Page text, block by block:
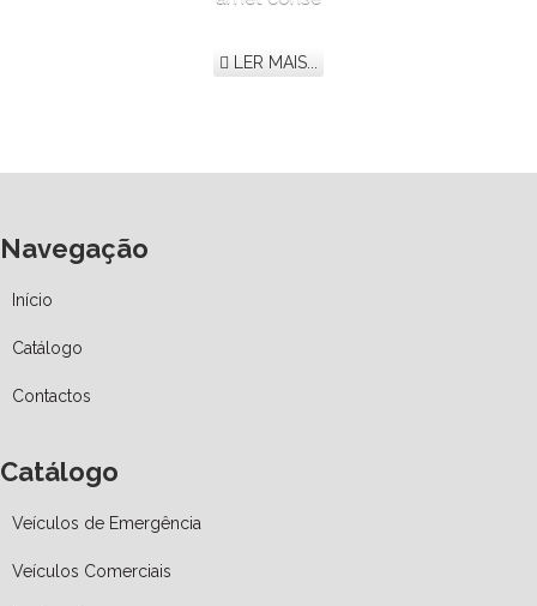
LER MAIS...
Navegação
Início
Catálogo
Contactos
Catálogo
Veículos de Emergência
Veículos Comerciais